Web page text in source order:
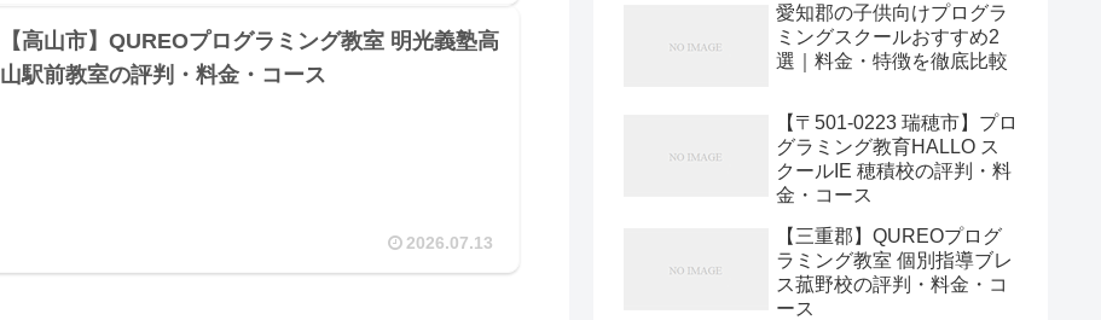
【高山市】QUREOプログラミング教室 明光義塾高
山駅前教室の評判・料金・コース
2026.07.13
愛知郡の子供向けプログラ
ミングスクールおすすめ2
選｜料金・特徴を徹底比較
【〒501-0223 瑞穂市】プロ
グラミング教育HALLO ス
クールIE 穂積校の評判・料
金・コース
【三重郡】QUREOプログ
ラミング教室 個別指導ブレ
ス菰野校の評判・料金・コ
ース